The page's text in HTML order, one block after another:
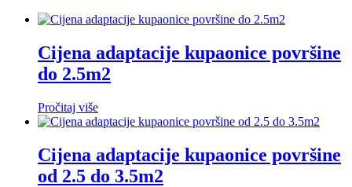
Cijena adaptacije kupaonice površine
do 2.5m2
Pročitaj više
Cijena adaptacije kupaonice površine
od 2.5 do 3.5m2